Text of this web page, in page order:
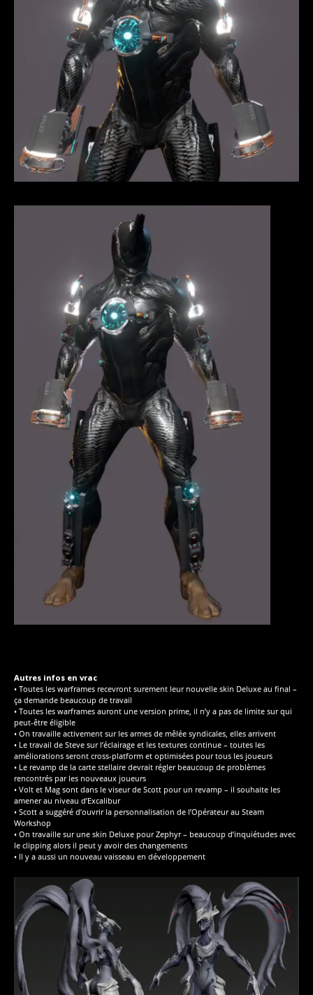
Autres infos en vrac
• Toutes les warframes recevront surement leur nouvelle skin Deluxe au final –
ça demande beaucoup de travail
• Toutes les warframes auront une version prime, il n’y a pas de limite sur qui
peut-être éligible
• On travaille activement sur les armes de mêlée syndicales, elles arrivent
• Le travail de Steve sur l’éclairage et les textures continue – toutes les
améliorations seront cross-platform et optimisées pour tous les joueurs
• Le revamp de la carte stellaire devrait régler beaucoup de problèmes
rencontrés par les nouveaux joueurs
• Volt et Mag sont dans le viseur de Scott pour un revamp – il souhaite les
amener au niveau d’Excalibur
• Scott a suggéré d’ouvrir la personnalisation de l’Opérateur au Steam
Workshop
• On travaille sur une skin Deluxe pour Zephyr – beaucoup d’inquiétudes avec
le clipping alors il peut y avoir des changements
• Il y a aussi un nouveau vaisseau en développement